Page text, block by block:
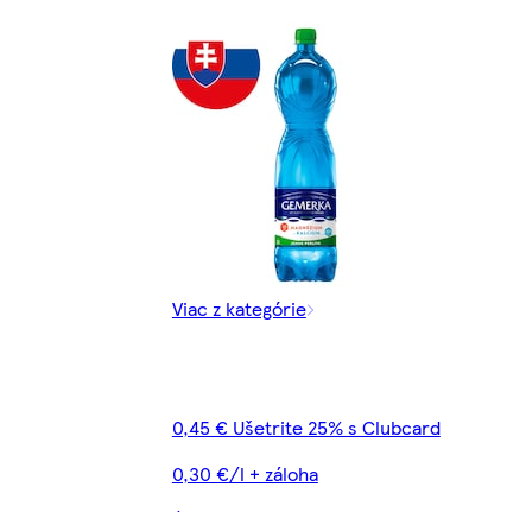
Viac z kategórie
0,45 € Ušetrite 25% s Clubcard
0,30 €/l + záloha